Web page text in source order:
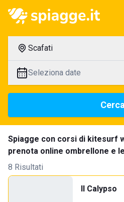
Scafati
Seleziona date
Cerca
Spiagge con corsi di kitesurf
prenota online ombrellone e
8 Risultati
Il Calypso